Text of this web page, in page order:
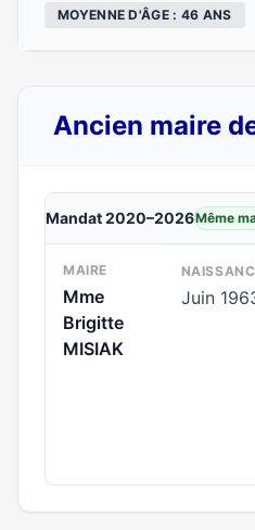
MOYENNE D'ÂGE : 46 ANS
Ancien maire
Mandat 2020–2026Même
MAIRE
Mme
Brigitte
MISIAK
Juin